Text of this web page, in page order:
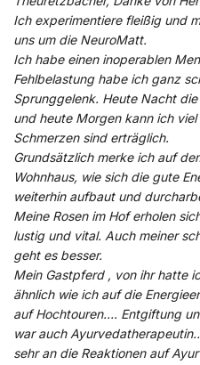
Ich experimentiere fleißig und
uns um die NeuroMatt.
Ich habe einen inoperablen
Fehlbelastung habe ich ganz
Sprunggelenk. Heute Nacht
und heute Morgen kann ich
Schmerzen sind erträglich.
Grundsätzlich merke ich auf
Wohnhaus, wie sich die gute
weiterhin aufbaut und
Meine Rosen im Hof erholen
lustig und vital. Auch meiner
geht es besser.
Mein Gastpferd , von ihr hatte
ähnlich wie ich auf die
auf Hochtouren…. Entgiftung
war auch
sehr an die Reaktionen auf